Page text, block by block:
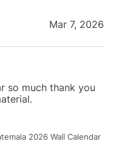
Mar 7, 2026
so much thank you
2026 Wall Calendar